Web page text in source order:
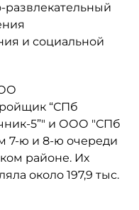
развлекательный
и социальной
“СПб
5”" и ООО "СПб
7-ю и 8-ю очереди
районе. Их
около 197,9 тыс.